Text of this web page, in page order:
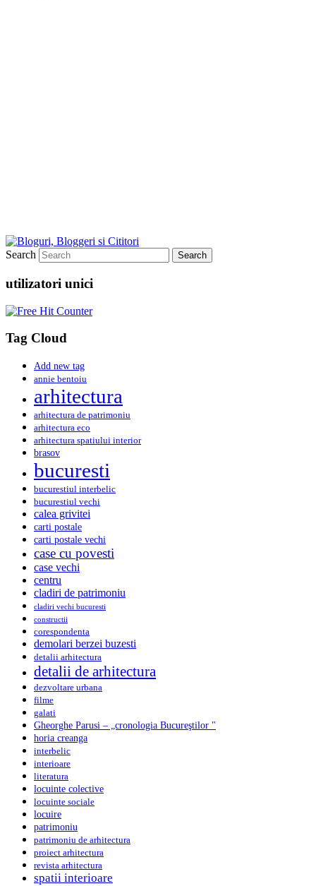
Search
utilizatori unici
Tag Cloud
Add new tag
annie bentoiu
arhitectura
arhitectura de patrimoniu
arhitectura eco
arhitectura spatiului interior
brasov
bucuresti
bucurestiul interbelic
bucurestiul vechi
calea grivitei
carti postale
carti postale vechi
case cu povesti
case vechi
centru
cladiri de patrimoniu
cladiri vechi bucuresti
constructii
corespondenta
demolari berzei buzesti
detalii arhitectura
detalii de arhitectura
dezvoltare urbana
filme
galati
Gheorghe Parusi – „cronologia Bucureştilor "
horia creanga
interbelic
interioare
literatura
locuinte colective
locuinte sociale
locuire
patrimoniu
patrimoniu de arhitectura
proiect arhitectura
revista arhitectura
spatii interioare